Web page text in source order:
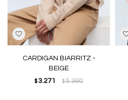
CARDIGAN BIARRITZ -
BEIGE
$ 3.271 $5.990